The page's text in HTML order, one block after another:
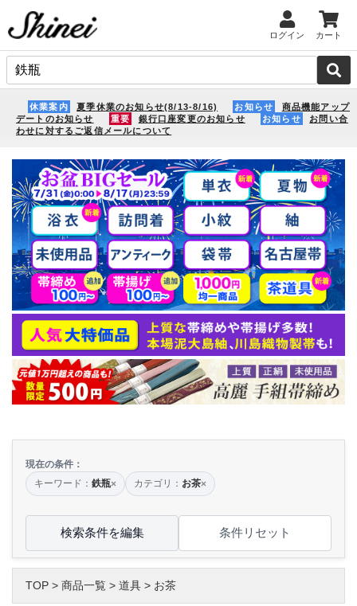
ログイン カート
休業案内 夏季休業のお知らせ(8/13-8/16) お知らせ
商品機能アップ
デートのお知らせ
重要 銀行口座変更のお知らせ お知らせ
お問い合
わせに対するご返信メールについて
現在の条件：
キーワード： 鉄瓶× カテゴリ： お茶×
検索条件を編集 条件リセット
TOP > 商品一覧 > 道具 > お茶